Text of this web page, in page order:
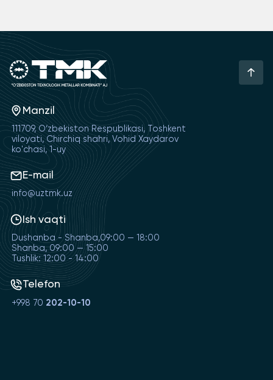
Manzil
111709, O‘zbekiston Respublikasi, Toshkent
viloyati, Chirchiq shahri, Vohid Xaydarov
ko'chasi, 1-uy
E-mail
info@uztmk.uz
Ish vaqti
Dushanba - Shanba,09:00 — 18:00
Shanba, 09:00 — 15:00
Tushlik: 12:00 - 14:00
Telefon
+998 70 202-10-10